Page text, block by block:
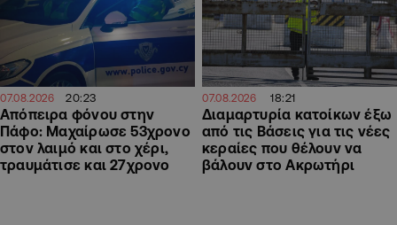
07.08.2026 20:23
Απόπειρα φόνου στην
Πάφο: Μαχαίρωσε 53χρονο
στον λαιμό και στο χέρι,
τραυμάτισε και 27χρονο
07.08.2026 18:21
Διαμαρτυρία κατοίκων έξω
από τις Βάσεις για τις νέες
κεραίες που θέλουν να
βάλουν στο Ακρωτήρι